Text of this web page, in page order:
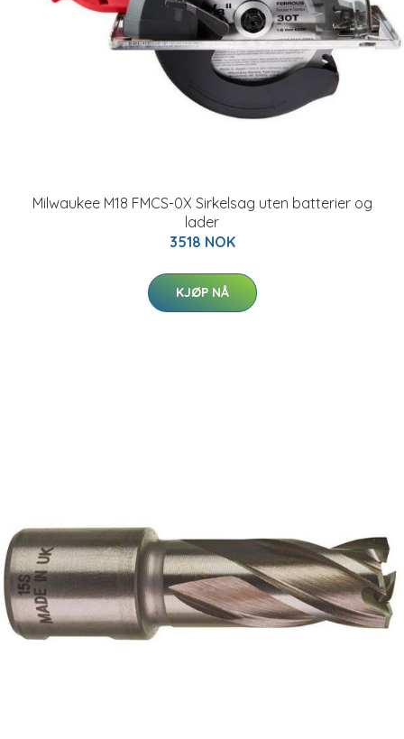
Milwaukee M18 FMCS-0X Sirkelsag uten batterier og
lader
3518 NOK
KJØP NÅ